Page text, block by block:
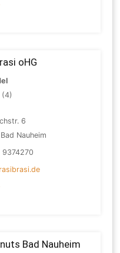
oHG
(4)
6
Nauheim
Bad Nauheim